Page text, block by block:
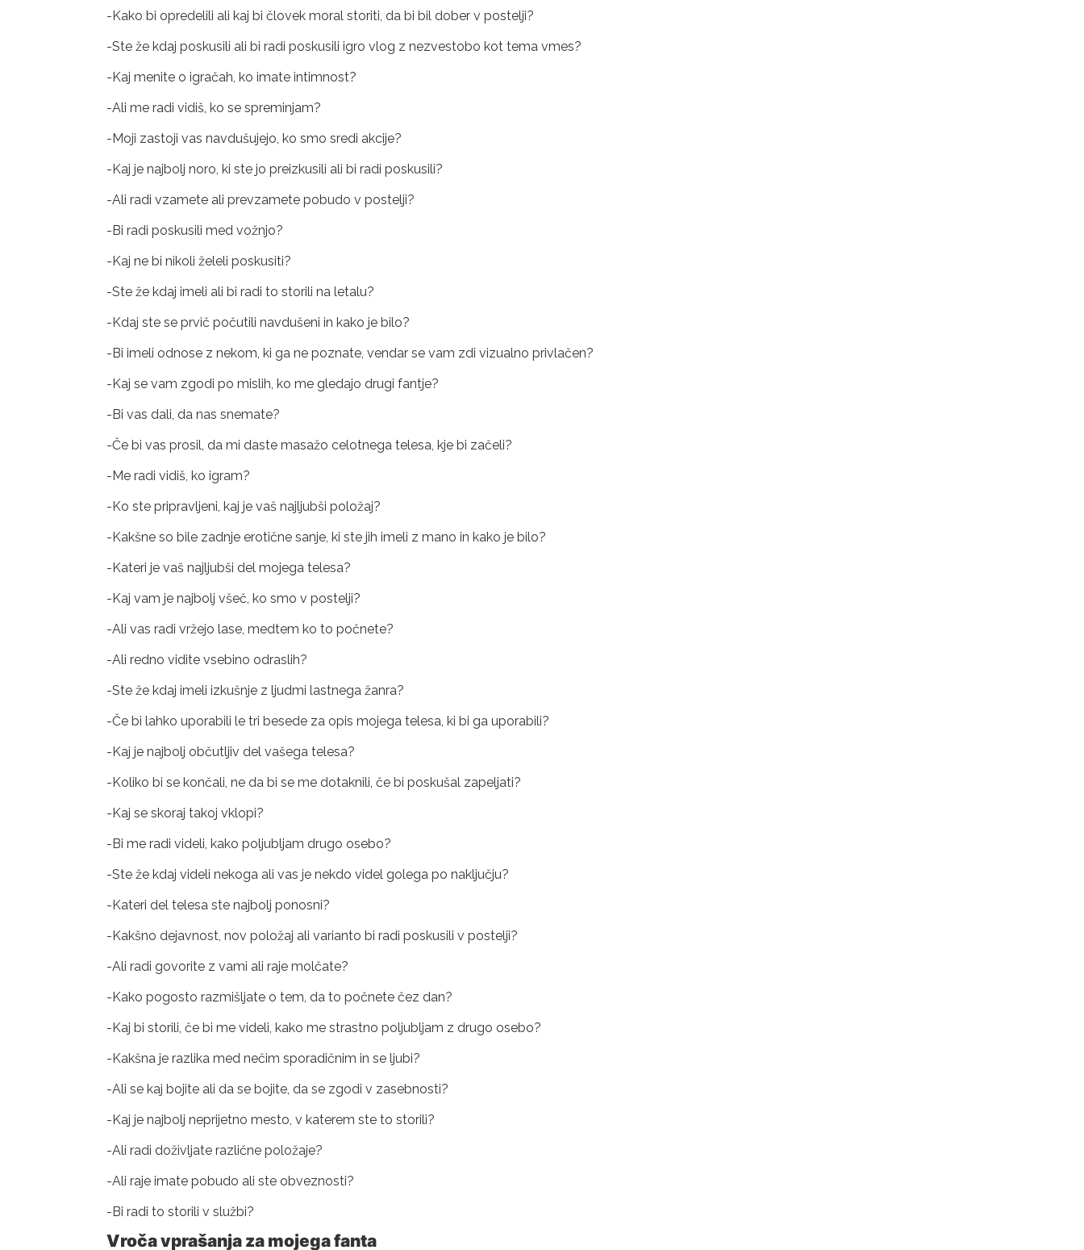
-Kako bi opredelili ali kaj bi človek moral storiti, da bi bil dober v postelji?
-Ste že kdaj poskusili ali bi radi poskusili igro vlog z nezvestobo kot tema vmes?
-Kaj menite o igračah, ko imate intimnost?
-Ali me radi vidiš, ko se spreminjam?
-Moji zastoji vas navdušujejo, ko smo sredi akcije?
-Kaj je najbolj noro, ki ste jo preizkusili ali bi radi poskusili?
-Ali radi vzamete ali prevzamete pobudo v postelji?
-Bi radi poskusili med vožnjo?
-Kaj ne bi nikoli želeli poskusiti?
-Ste že kdaj imeli ali bi radi to storili na letalu?
-Kdaj ste se prvič počutili navdušeni in kako je bilo?
-Bi imeli odnose z nekom, ki ga ne poznate, vendar se vam zdi vizualno privlačen?
-Kaj se vam zgodi po mislih, ko me gledajo drugi fantje?
-Bi vas dali, da nas snemate?
-Če bi vas prosil, da mi daste masažo celotnega telesa, kje bi začeli?
-Me radi vidiš, ko igram?
-Ko ste pripravljeni, kaj je vaš najljubši položaj?
-Kakšne so bile zadnje erotične sanje, ki ste jih imeli z mano in kako je bilo?
-Kateri je vaš najljubši del mojega telesa?
-Kaj vam je najbolj všeč, ko smo v postelji?
-Ali vas radi vržejo lase, medtem ko to počnete?
-Ali redno vidite vsebino odraslih?
-Ste že kdaj imeli izkušnje z ljudmi lastnega žanra?
-Če bi lahko uporabili le tri besede za opis mojega telesa, ki bi ga uporabili?
-Kaj je najbolj občutljiv del vašega telesa?
-Koliko bi se končali, ne da bi se me dotaknili, če bi poskušal zapeljati?
-Kaj se skoraj takoj vklopi?
-Bi me radi videli, kako poljubljam drugo osebo?
-Ste že kdaj videli nekoga ali vas je nekdo videl golega po naključju?
-Kateri del telesa ste najbolj ponosni?
-Kakšno dejavnost, nov položaj ali varianto bi radi poskusili v postelji?
-Ali radi govorite z vami ali raje molčate?
-Kako pogosto razmišljate o tem, da to počnete čez dan?
-Kaj bi storili, če bi me videli, kako me strastno poljubljam z drugo osebo?
-Kakšna je razlika med nečim sporadičnim in se ljubi?
-Ali se kaj bojite ali da se bojite, da se zgodi v zasebnosti?
-Kaj je najbolj neprijetno mesto, v katerem ste to storili?
-Ali radi doživljate različne položaje?
-Ali raje imate pobudo ali ste obveznosti?
-Bi radi to storili v službi?
Vroča vprašanja za mojega fanta